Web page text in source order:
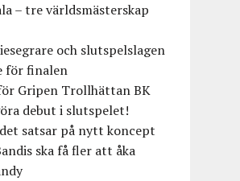
– tre världsmästerskap
och slutspelslagen
för finalen
Gripen Trollhättan BK
debut i slutspelet!
satsar på nytt koncept
ska få fler att åka